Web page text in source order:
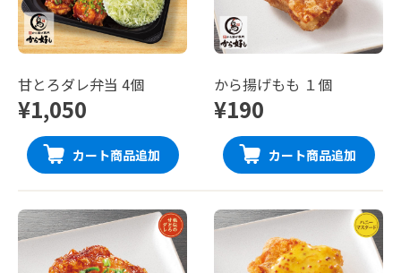
甘とろダレ弁当 4個
¥1,050
カート商品追加
から揚げもも １個
¥190
カート商品追加